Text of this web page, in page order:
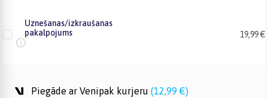
Uznešanas/izkraušanas
pakalpojums
19,99 €
Piegāde ar Venipak kurjeru (12,99 €)